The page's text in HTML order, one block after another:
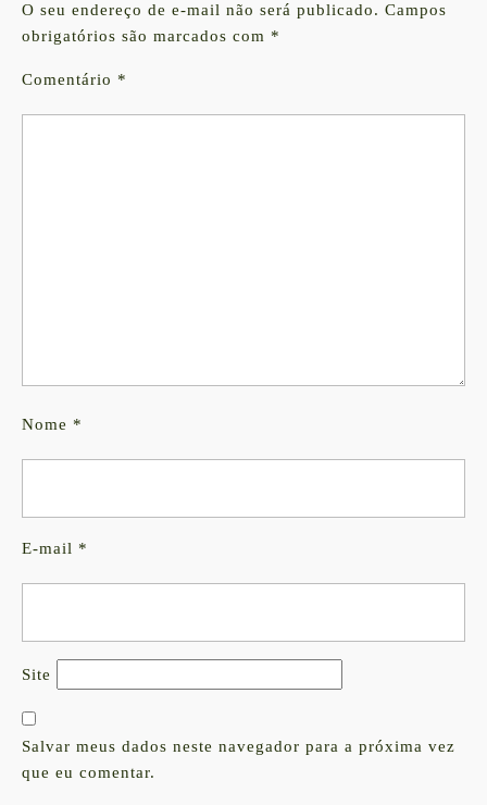
O seu endereço de e-mail não será publicado. Campos
obrigatórios são marcados com *
Comentário *
Nome *
E-mail *
Site
Salvar meus dados neste navegador para a próxima vez
que eu comentar.